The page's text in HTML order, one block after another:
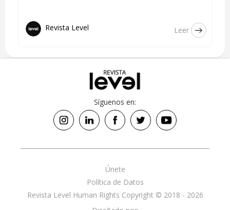
Revista Level Leer
Síguenos en:
Revista Level Human Rights Copyright © 2018 - 2026
Política de Datos
Únete